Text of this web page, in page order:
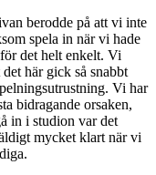
berodde på att vi inte
spela in när vi hade
det helt enkelt. Vi
här gick så snabbt
Vi har
bidragande orsaken,
in i studion var det
mycket klart när vi